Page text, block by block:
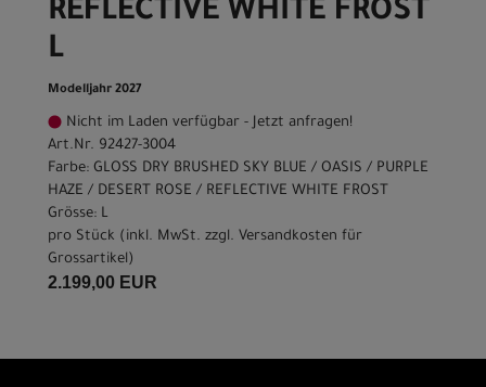
REFLECTIVE WHITE FROST
L
Modelljahr 2027
Nicht im Laden verfügbar - Jetzt anfragen!
Art.Nr. 92427-3004
Farbe: GLOSS DRY BRUSHED SKY BLUE / OASIS / PURPLE
HAZE / DESERT ROSE / REFLECTIVE WHITE FROST
Grösse: L
pro Stück (inkl. MwSt. zzgl. Versandkosten für
Grossartikel)
2.199,00 EUR